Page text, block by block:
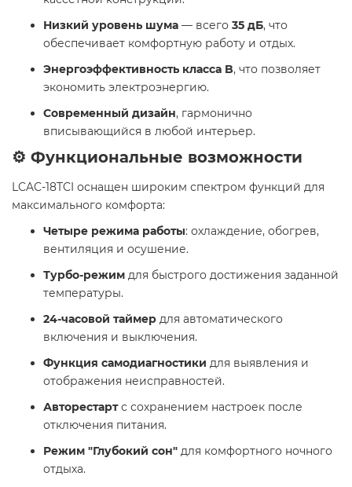
Низкий уровень шума — всего 35 дБ, что
обеспечивает комфортную работу и отдых.
Энергоэффективность класса B, что позволяет
экономить электроэнергию.
Современный дизайн, гармонично
вписывающийся в любой интерьер.
⚙️ Функциональные возможности
LCAC-18TCI оснащен широким спектром функций для
максимального комфорта:
Четыре режима работы: охлаждение, обогрев,
вентиляция и осушение.
Турбо-режим для быстрого достижения заданной
температуры.
24-часовой таймер для автоматического
включения и выключения.
Функция самодиагностики для выявления и
отображения неисправностей.
Авторестартс сохранением настроек после
отключения питания.
Режим "Глубокий сон" для комфортного ночного
отдыха.